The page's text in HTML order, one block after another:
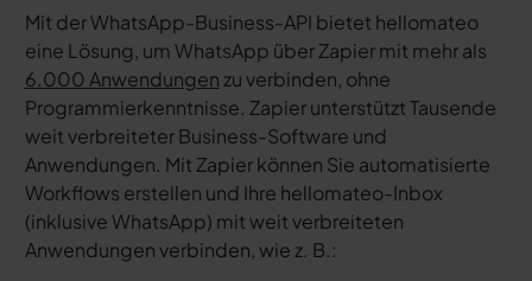
Mit der WhatsApp-Business-API bietet hellomateo
eine Lösung, um WhatsApp über Zapier mit mehr als
6.000 Anwendungenzu verbinden, ohne
Programmierkenntnisse. Zapier unterstützt Tausende
weit verbreiteter Business-Software und
Anwendungen. Mit Zapier können Sie automatisierte
Workflows erstellen und Ihre hellomateo-Inbox
(inklusive WhatsApp) mit weit verbreiteten
Anwendungen verbinden, wie z. B.: